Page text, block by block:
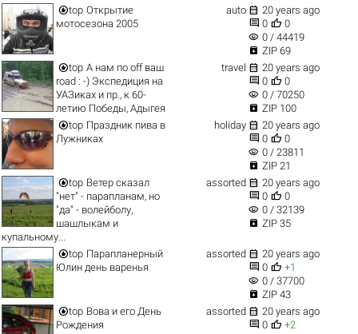
top Открытие
мотосезона 2005
auto  20 years ago
 0  0
visibility 0 / 44419
 ZIP 69
top А нам по off ваш
road : -) Экспедиция на
УАЗиках и пр., к 60-
летию Победы, Адыгея
travel  20 years ago
 0  0
visibility 0 / 70250
 ZIP 100
top Праздник пива в
Лужниках
holiday  20 years ago
 0  0
visibility 0 / 23811
 ZIP 21
top Ветер сказал
"нет" - парапланам, но
"да" - волейболу,
шашлыкам и
купальному...
assorted  20 years ago
 0  0
visibility 0 / 32139
 ZIP 35
top Парапланерный
Юлин день варенья
assorted  20 years ago
 0  +1
visibility 0 / 37700
 ZIP 43
top Вова и его День
Рождения
assorted  20 years ago
 0  +2